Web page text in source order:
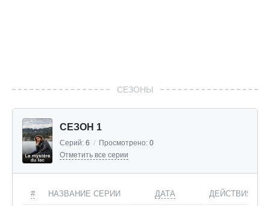
СЕЗОНЫ
СЕЗОН 1
Серий: 6 / Просмотрено: 0
Отметить все серии
# НАЗВАНИЕ СЕРИИ ДАТА ДЕЙСТВИЯ